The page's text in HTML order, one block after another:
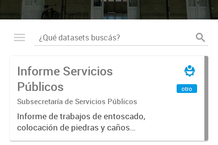
Informe Servicios
Públicos
Subsecretaría de Servicios Públicos
Informe de trabajos de entoscado,
colocación de piedras y caños
(zanjeo - cruce de calles) Informe
otro